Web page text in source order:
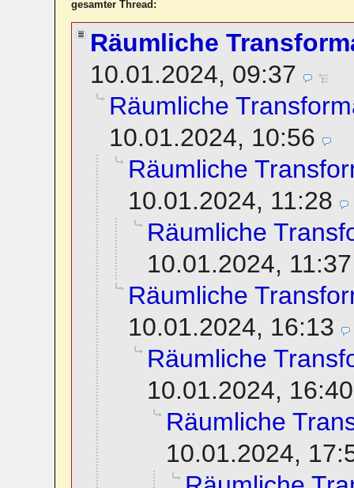
gesamter Thread:
Räumliche
10.01.2024, 09:37
Räumliche
10.01.2024, 10:56
Räumliche
10.01.2024, 11:28
Räumliche
10.01.2024, 11:37
Räumliche
10.01.2024, 16:13
Räumliche
10.01.2024, 16:40
Räumliche
10.01.2024,